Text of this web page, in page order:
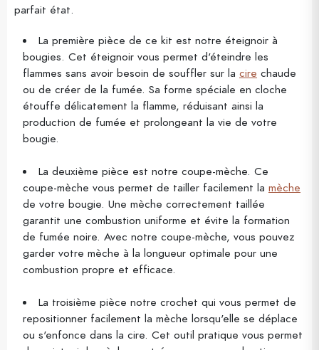
parfait état.
La première pièce de ce kit est notre éteignoir à
bougies. Cet éteignoir vous permet d'éteindre les
flammes sans avoir besoin de souffler sur la cire chaude
ou de créer de la fumée. Sa forme spéciale en cloche
étouffe délicatement la flamme, réduisant ainsi la
production de fumée et prolongeant la vie de votre
bougie.
La deuxième pièce est notre coupe-mèche. Ce
coupe-mèche vous permet de tailler facilement la mèche
de votre bougie. Une mèche correctement taillée
garantit une combustion uniforme et évite la formation
de fumée noire. Avec notre coupe-mèche, vous pouvez
garder votre mèche à la longueur optimale pour une
combustion propre et efficace.
La troisième pièce notre crochet qui vous permet de
repositionner facilement la mèche lorsqu'elle se déplace
ou s'enfonce dans la cire. Cet outil pratique vous permet